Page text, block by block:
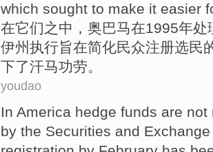
which sought to make it easier
在它们之中， 奥巴马在1995年处
伊州执行旨在简化民众注册选民
下了汗马功劳。
youdao
In America hedge funds are not
by the Securities and Exchange